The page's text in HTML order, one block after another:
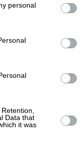
data for below
personal
Data that
it was
Services
Serres Rhodes